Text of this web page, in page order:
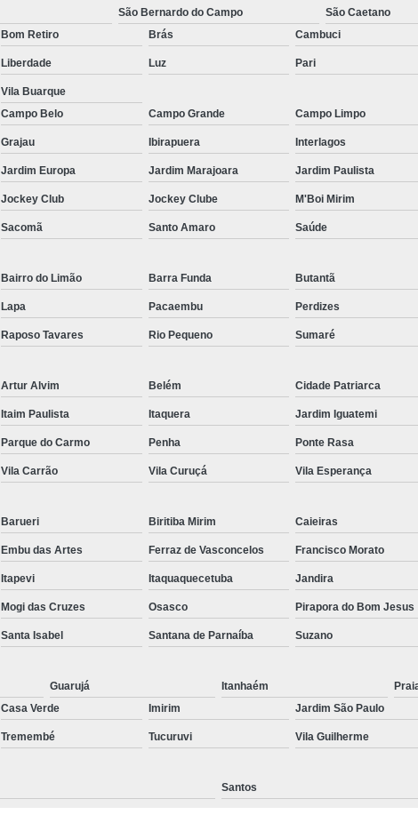
Micropigmentação Fio a Fio Barba
Micropigmentação na Barba ABC
Nano Micropigmentação de Barba
Nano Pigmentação Cabelo Rio
Nano
Nano
Nano
Pigmentação Capilar 3d
Pigmentação Capilar em
Pigmentação de Cabelo
Pigmentação na Careca
Preenchimento Capilar Central
Preenchimento Capilar com
Preenchimento Capilar
Preenchimento Capilar na
Preenchimento Capilar
Tratamento para a Calvície
Tratamento para Calvície com
Tratamento para Calvície
São Bernardo do Campo São Caetano
Bom Retiro Brás Cambuci
Liberdade Luz Pari
Vila Buarque
Campo Belo Campo Grande Campo Limpo
Grajau Ibirapuera Interlagos
Jardim Europa Jardim Marajoara Jardim Paulista
Jockey Club Jockey Clube M'Boi Mirim
Sacomã Santo Amaro Saúde
Bairro do Limão Barra Funda Butantã
Lapa Pacaembu Perdizes
Raposo Tavares Rio Pequeno Sumaré
Artur Alvim Belém Cidade Patriarca
Itaim Paulista Itaquera Jardim Iguatemi
Parque do Carmo Penha Ponte Rasa
Vila Carrão Vila Curuçá Vila Esperança
Barueri Biritiba Mirim Caieiras
Embu das Artes Ferraz de Vasconcelos Francisco Morato
Itapevi Itaquaquecetuba Jandira
Mogi das Cruzes Osasco Pirapora do Bom Jesus
Santa Isabel Santana de Parnaíba Suzano
Guarujá Itanhaém
Casa Verde Imirim Jardim São Paulo
Tremembé Tucuruvi Vila Guilherme
Santos